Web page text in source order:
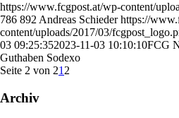
https://www.fcgpost.at/wp-content/
786 892Andreas Schieder https://
content/uploads/2017/03/
03 09:25:352023-11-03 10:10:10FCG
Guthaben Sodexo
Seite 2 von 212
Archiv